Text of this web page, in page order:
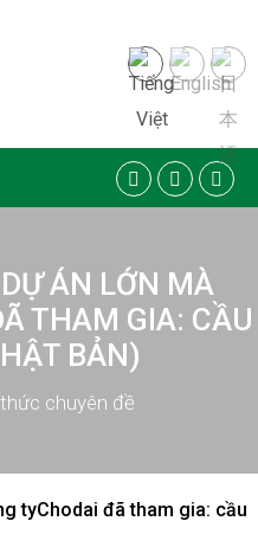
ÁN LỚN MÀ
THAM GIA: CẦU
BẢN)
chuyên đề
tyChodai đã tham gia: cầu